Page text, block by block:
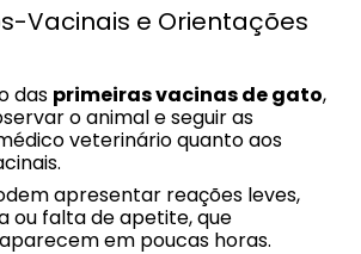
Vacinais e Orientações
das primeiras vacinas de gato,
o animal e seguir as
veterinário quanto aos
apresentar reações leves,
ou falta de apetite, que
em poucas horas.